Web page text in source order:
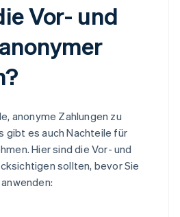
Vor- und
anonyme Zahlungen zu
gibt es auch Nachteile für
Hier sind die Vor- und
sollten, bevor Sie